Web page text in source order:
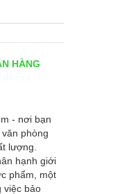
HÀNG
- nơi bạn
phòng
lượng.
hạnh giới
phẩm, một
việc bảo